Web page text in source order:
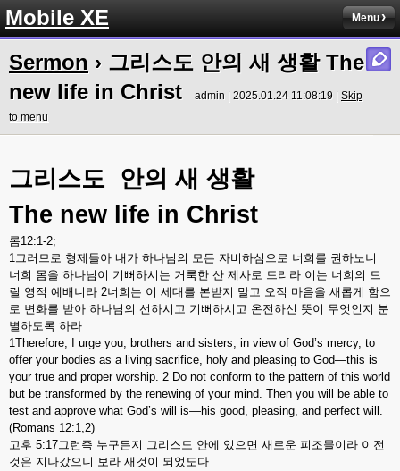
Mobile XE Menu
Sermon › 그리스도 안의 새 생활 The
new life in Christ
admin | 2025.01.24 11:08:19 | Skip
to menu
그리스도 안의 새 생활
The new life in Christ
롬12:1-2;
1그러므로 형제들아 내가 하나님의 모든 자비하심으로 너희를 권하노니
너희 몸을 하나님이 기뻐하시는 거룩한 산 제사로 드리라 이는 너희의 드
릴 영적 예배니라 2너희는 이 세대를 본받지 말고 오직 마음을 새롭게 함으
로 변화를 받아 하나님의 선하시고 기뻐하시고 온전하신 뜻이 무엇인지 분
별하도록 하라
1Therefore, I urge you, brothers and sisters, in view of God’s mercy, to
offer your bodies as a living sacrifice, holy and pleasing to God—this is
your true and proper worship. 2 Do not conform to the pattern of this world
but be transformed by the renewing of your mind. Then you will be able to
test and approve what God’s will is—his good, pleasing, and perfect will.
(Romans 12:1,2)
고후 5:17그런즉 누구든지 그리스도 안에 있으면 새로운 피조물이라 이전
것은 지나갔으니 보라 새것이 되었도다